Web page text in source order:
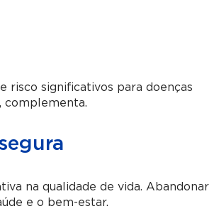
risco significativos para doenças
complementa.
na qualidade de vida. Abandonar
e o bem-estar.